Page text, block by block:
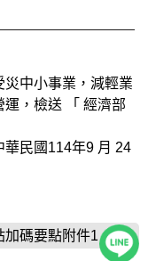
中小事業，減輕業
，檢送 「 經濟部
民國114年9 月 24
加碼要點附件1